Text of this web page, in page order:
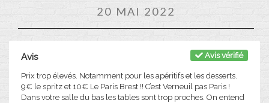
20 MAI 2022
Avis vérifié
Avis
Prix trop élevés. Notamment pour les apéritifs et les desserts.
9€ le spritz et 10€ Le Paris Brest !! C’est Verneuil pas Paris !
Dans votre salle du bas les tables sont trop proches. On entend